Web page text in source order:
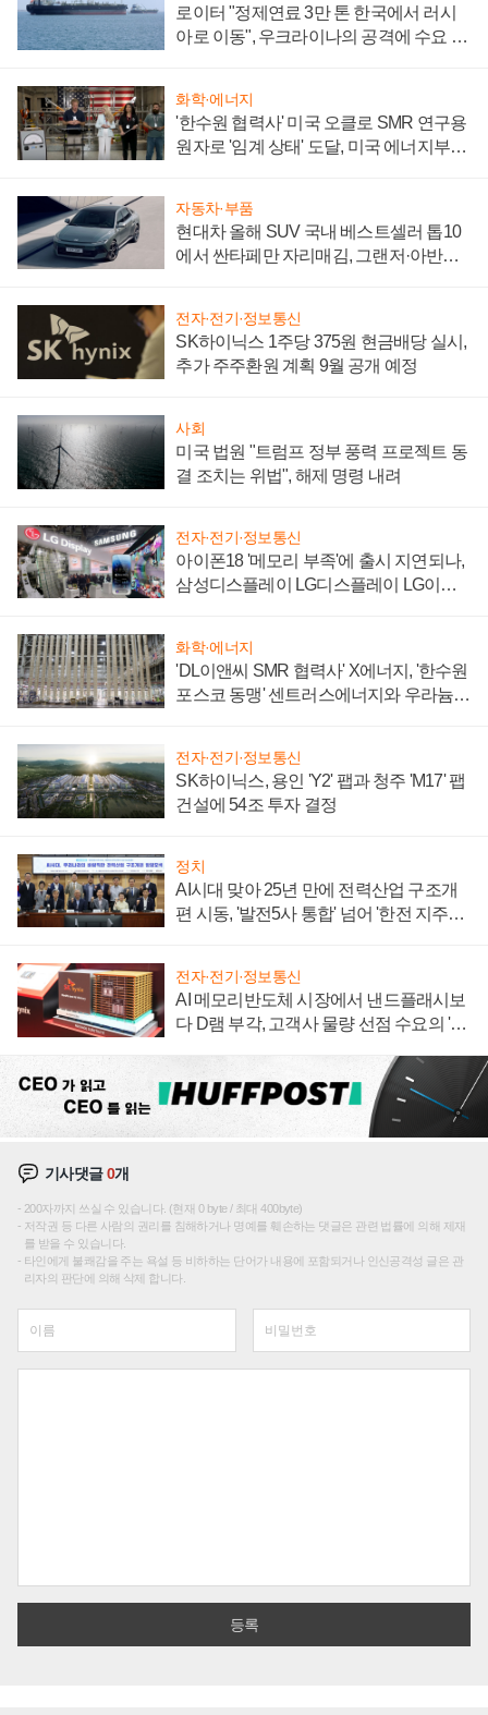
로이터 "정제연료 3만 톤 한국에서 러시
아로 이동", 우크라이나의 공격에 수요 늘
화학·에너지
'한수원 협력사' 미국 오클로 SMR 연구용
원자로 '임계 상태' 도달, 미국 에너지부
자동차·부품
현대차 올해 SUV 국내 베스트셀러 톱10
에서 싼타페만 자리매김, 그랜저·아반떼
전자·전기·정보통신
SK하이닉스 1주당 375원 현금배당 실시,
추가 주주환원 계획 9월 공개 예정
사회
미국 법원 "트럼프 정부 풍력 프로젝트 동
결 조치는 위법", 해제 명령 내려
전자·전기·정보통신
아이폰18 '메모리 부족'에 출시 지연되나,
삼성디스플레이 LG디스플레이 LG이노
화학·에너지
'DL이앤씨 SMR 협력사' X에너지, '한수원
포스코 동맹' 센트러스에너지와 우라늄
전자·전기·정보통신
SK하이닉스, 용인 'Y2' 팹과 청주 'M17' 팹
건설에 54조 투자 결정
정치
AI시대 맞아 25년 만에 전력산업 구조개
편 시동, '발전5사 통합' 넘어 '한전 지주사'
전자·전기·정보통신
AI 메모리반도체 시장에서 낸드플래시보
다 D램 부각, 고객사 물량 선점 수요의 '우
기사댓글0개
200자까지 쓰실 수 있습니다. (현재 0 byte / 최대 400byte)
저작권 등 다른 사람의 권리를 침해하거나 명예를 훼손하는 댓글은 관련 법률에 의해 제재
를 받을 수 있습니다.
타인에게 불쾌감을 주는 욕설 등 비하하는 단어가 내용에 포함되거나 인신공격성 글은 관
리자의 판단에 의해 삭제 합니다.